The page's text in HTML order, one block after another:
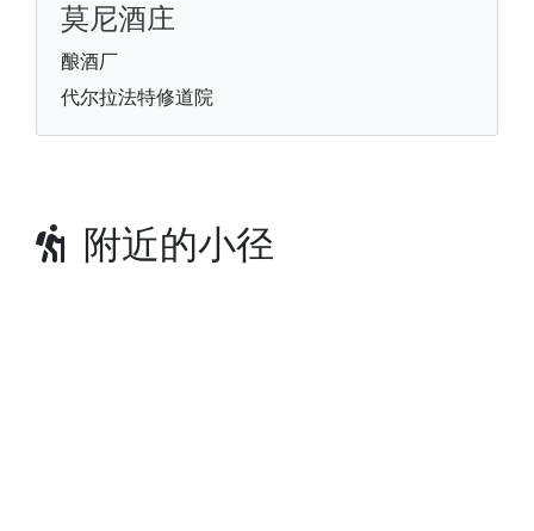
莫尼酒庄
酿酒厂
代尔拉法特修道院
附近的小径